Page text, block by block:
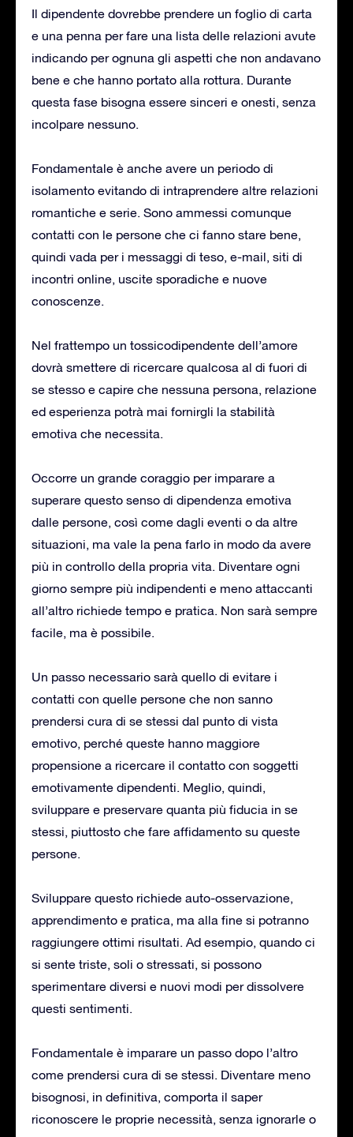
Il dipendente dovrebbe prendere un foglio di carta
e una penna per fare una lista delle relazioni avute
indicando per ognuna gli aspetti che non andavano
bene e che hanno portato alla rottura. Durante
questa fase bisogna essere sinceri e onesti, senza
incolpare nessuno.
Fondamentale è anche avere un periodo di
isolamento evitando di intraprendere altre relazioni
romantiche e serie. Sono ammessi comunque
contatti con le persone che ci fanno stare bene,
quindi vada per i messaggi di teso, e-mail, siti di
incontri online, uscite sporadiche e nuove
conoscenze.
Nel frattempo un tossicodipendente dell’amore
dovrà smettere di ricercare qualcosa al di fuori di
se stesso e capire che nessuna persona, relazione
ed esperienza potrà mai fornirgli la stabilità
emotiva che necessita.
Occorre un grande coraggio per imparare a
superare questo senso di dipendenza emotiva
dalle persone, così come dagli eventi o da altre
situazioni, ma vale la pena farlo in modo da avere
più in controllo della propria vita. Diventare ogni
giorno sempre più indipendenti e meno attaccanti
all’altro richiede tempo e pratica. Non sarà sempre
facile, ma è possibile.
Un passo necessario sarà quello di evitare i
contatti con quelle persone che non sanno
prendersi cura di se stessi dal punto di vista
emotivo, perché queste hanno maggiore
propensione a ricercare il contatto con soggetti
emotivamente dipendenti. Meglio, quindi,
sviluppare e preservare quanta più fiducia in se
stessi, piuttosto che fare affidamento su queste
persone.
Sviluppare questo richiede auto-osservazione,
apprendimento e pratica, ma alla fine si potranno
raggiungere ottimi risultati. Ad esempio, quando ci
si sente triste, soli o stressati, si possono
sperimentare diversi e nuovi modi per dissolvere
questi sentimenti.
Fondamentale è imparare un passo dopo l’altro
come prendersi cura di se stessi. Diventare meno
bisognosi, in definitiva, comporta il saper
riconoscere le proprie necessità, senza ignorarle o